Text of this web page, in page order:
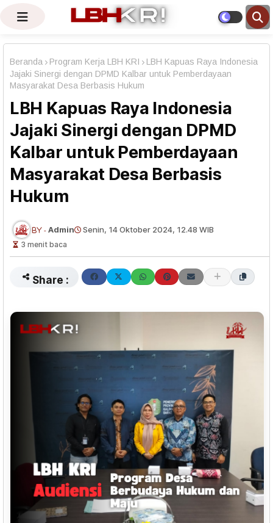
Beranda Program Kerja LBH KRI
LBH Kapuas Raya Indonesia
Jajaki Sinergi dengan DPMD Kalbar untuk Pemberdayaan
Masyarakat Desa Berbasis Hukum
LBH Kapuas Raya Indonesia
Jajaki Sinergi dengan DPMD
Kalbar untuk Pemberdayaan
Masyarakat Desa Berbasis
Hukum
Admin Senin, 14 Oktober 2024, 12.48 WIB
3 menit baca